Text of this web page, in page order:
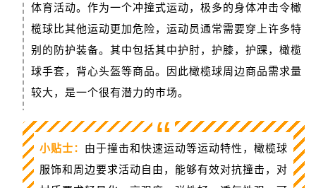
体育活动。作为一个冲撞式运动，极多的身体冲击令橄
榄球比其他运动更加危险，运动员通常需要穿上许多特
别的防护装备。其中包括其中护肘，护膝，护踝，橄榄
球手套，背心头盔等商品。因此橄榄球周边商品需求量
较大，是一个很有潜力的市场。
“
小贴士： 由于撞击和快速运动等运动特性，橄榄球
服饰和周边要求活动自由，能够有效对抗撞击，对